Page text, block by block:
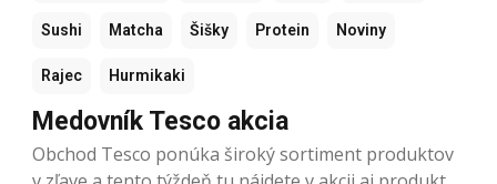
Sushi Matcha Šišky Protein Noviny
Rajec Hurmikaki
Medovník Tesco akcia
Obchod Tesco ponúka široký sortiment produktov